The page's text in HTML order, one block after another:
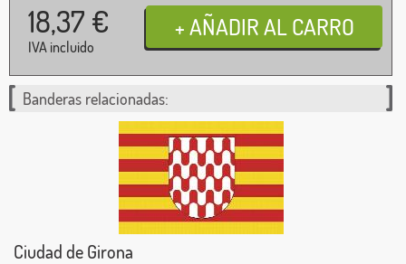
18,37 €
IVA incluido
Banderas relacionadas:
Ciudad de Girona